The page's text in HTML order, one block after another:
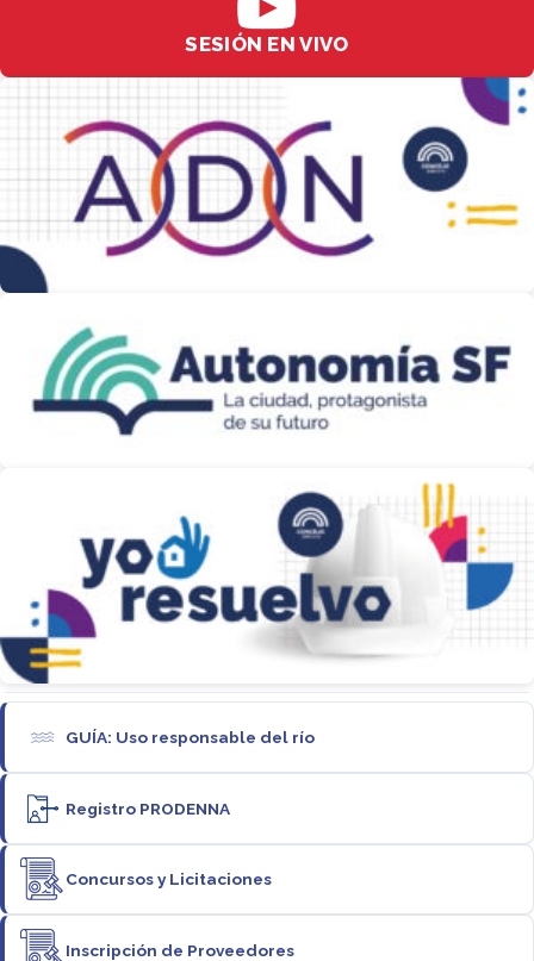
SESIÓN EN VIVO
GUÍA: Uso responsable del río
Registro PRODENNA
Concursos y Licitaciones
Inscripción de Proveedores